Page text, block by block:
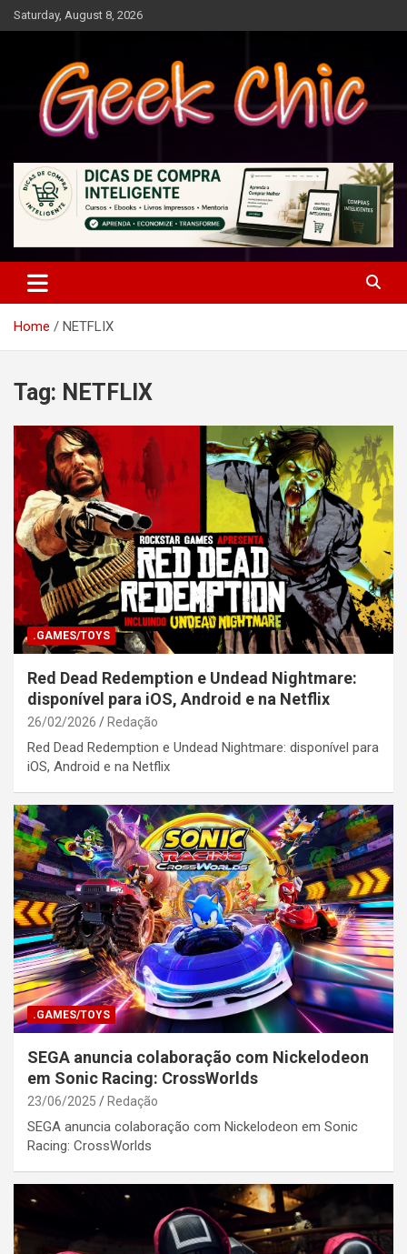
Skip
to
Saturday, August 8, 2026
Geek Chic
Home NETFLIX
Tag: NETFLIX
.GAMES/TOYS
Red Dead Redemption e Undead Nightmare:
disponível para iOS, Android e na Netflix
26/02/2026 Redação
Red Dead Redemption e Undead Nightmare: disponível para
iOS, Android e na Netflix
.GAMES/TOYS
SEGA anuncia colaboração com Nickelodeon
em Sonic Racing: CrossWorlds
23/06/2025 Redação
SEGA anuncia colaboração com Nickelodeon em Sonic
Racing: CrossWorlds